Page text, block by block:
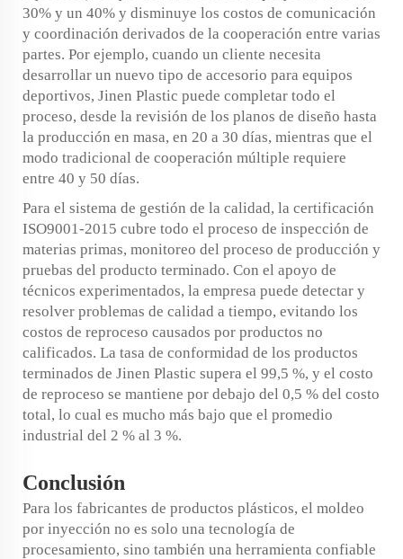
30% y un 40% y disminuye los costos de comunicación
y coordinación derivados de la cooperación entre varias
partes. Por ejemplo, cuando un cliente necesita
desarrollar un nuevo tipo de accesorio para equipos
deportivos, Jinen Plastic puede completar todo el
proceso, desde la revisión de los planos de diseño hasta
la producción en masa, en 20 a 30 días, mientras que el
modo tradicional de cooperación múltiple requiere
entre 40 y 50 días.
Para el sistema de gestión de la calidad, la certificación
ISO9001-2015 cubre todo el proceso de inspección de
materias primas, monitoreo del proceso de producción y
pruebas del producto terminado. Con el apoyo de
técnicos experimentados, la empresa puede detectar y
resolver problemas de calidad a tiempo, evitando los
costos de reproceso causados por productos no
calificados. La tasa de conformidad de los productos
terminados de Jinen Plastic supera el 99,5 %, y el costo
de reproceso se mantiene por debajo del 0,5 % del costo
total, lo cual es mucho más bajo que el promedio
industrial del 2 % al 3 %.
Conclusión
Para los fabricantes de productos plásticos, el moldeo
por inyección no es solo una tecnología de
procesamiento, sino también una herramienta confiable